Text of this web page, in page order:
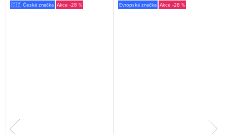
🇨🇿 Česká značka -28 % Evropská značka -28 %